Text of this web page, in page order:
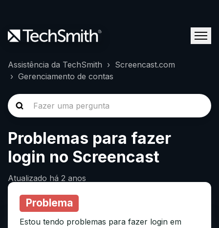
Assistência da TechSmith
Screencast.com
Gerenciamento de contas
Problemas para fazer
login no Screencast
Atualizado há 2 anos
Problema
Estou tendo problemas para fazer login em